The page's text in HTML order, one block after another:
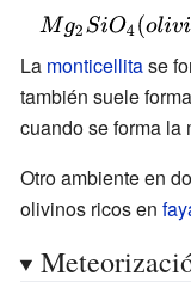
{\displaystyle
Mg_{2}SiO_{4}
(olivino)\ +\
SiO_{2}\rightarrow
(enstatita)}
La monticellitase
también suele
cuando se forma la
Otro ambiente en
olivinos ricos en